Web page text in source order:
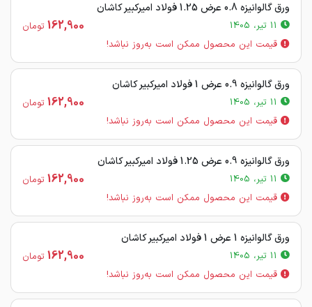
ورق گالوانیزه 0.8 عرض 1.25 فولاد امیرکبیر کاشان
162,900 تومان
قیمت این محصول ممکن است به‌روز نباشد!
ورق گالوانیزه 0.9 عرض 1 فولاد امیرکبیر کاشان
162,900 تومان
قیمت این محصول ممکن است به‌روز نباشد!
ورق گالوانیزه 0.9 عرض 1.25 فولاد امیرکبیر کاشان
162,900 تومان
قیمت این محصول ممکن است به‌روز نباشد!
ورق گالوانیزه 1 عرض 1 فولاد امیرکبیر کاشان
162,900 تومان
قیمت این محصول ممکن است به‌روز نباشد!